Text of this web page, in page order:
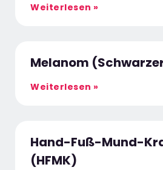
Weiterlesen »
Melanom
Weiterlesen »
Hand-Fuß-Mund-
(HFMK)